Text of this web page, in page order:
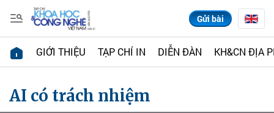
Gửi bài
GIỚI THIỆU TẠP CHÍ IN DIỄN ĐÀN KH&CN ĐỊA
AI có trách nhiệm